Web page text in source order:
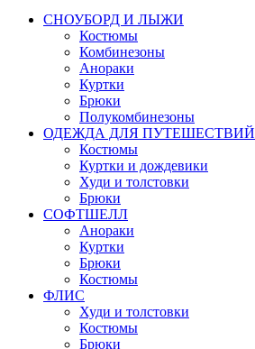
СНОУБОРД И ЛЫЖИ
Костюмы
Комбинезоны
Анораки
Куртки
Брюки
Полукомбинезоны
ОДЕЖДА ДЛЯ ПУТЕШЕСТВИЙ
Костюмы
Куртки и дождевики
Худи и толстовки
Брюки
СОФТШЕЛЛ
Анораки
Куртки
Брюки
Костюмы
ФЛИС
Худи и толстовки
Костюмы
Брюки